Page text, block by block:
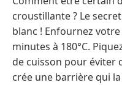
croustillante ? Le
blanc ! Enfournez
minutes à 180°C.
de cuisson pour éviter
crée une barrière qui